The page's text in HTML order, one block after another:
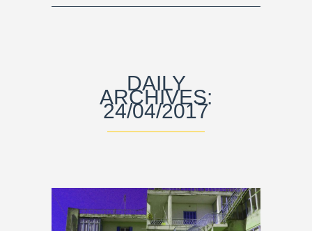
DAILY
ARCHIVES:
24/04/2017